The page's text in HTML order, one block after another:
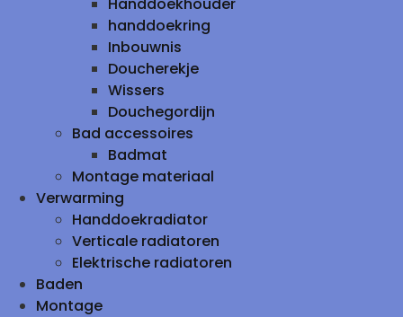
handdoekring
Inbouwnis
Doucherekje
Wissers
Douchegordijn
Bad accessoires
Badmat
Montage materiaal
Verwarming
Handdoekradiator
Verticale radiatoren
Elektrische radiatoren
Baden
Montage